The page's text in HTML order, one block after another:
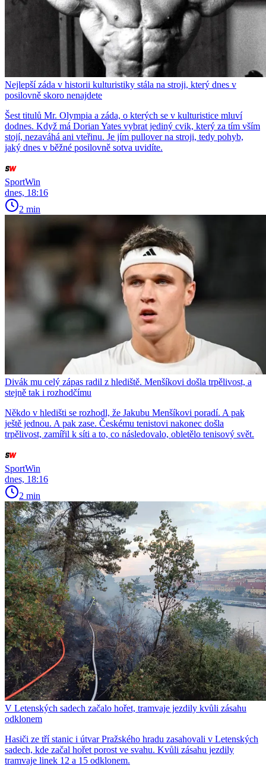
Nejlepší záda v historii kulturistiky stála na stroji, který dnes v
posilovně skoro nenajdete
Šest titulů Mr. Olympia a záda, o kterých se v kulturistice mluví
dodnes. Když má Dorian Yates vybrat jediný cvik, který za tím vším
stojí, nezaváhá ani vteřinu. Je jím pullover na stroji, tedy pohyb,
jaký dnes v běžné posilovně sotva uvidíte.
SportWin
dnes, 18:16
2 min
Divák mu celý zápas radil z hlediště. Menšíkovi došla trpělivost, a
stejně tak i rozhodčímu
Někdo v hledišti se rozhodl, že Jakubu Menšíkovi poradí. A pak
ještě jednou. A pak zase. Českému tenistovi nakonec došla
trpělivost, zamířil k síti a to, co následovalo, obletělo tenisový svět.
SportWin
dnes, 18:16
2 min
V Letenských sadech začalo hořet, tramvaje jezdily kvůli zásahu
odklonem
Hasiči ze tří stanic i útvar Pražského hradu zasahovali v Letenských
sadech, kde začal hořet porost ve svahu. Kvůli zásahu jezdily
tramvaje linek 12 a 15 odklonem.